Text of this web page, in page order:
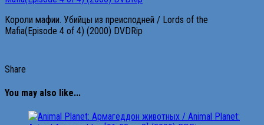
Короли мафии. Убийцы из преисподней / Lords of the
Mafia(Episode 4 of 4) (2000) DVDRip
Share
You may also like...